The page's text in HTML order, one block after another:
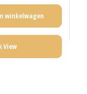
winkelwagen
View